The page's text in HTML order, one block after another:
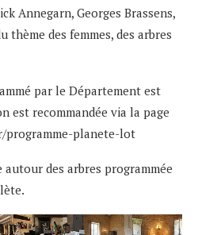
Annegarn, Georges Brassens,
des femmes, des arbres
par le Département est
est recommandée via la page
planete-lot
autour des arbres programmée